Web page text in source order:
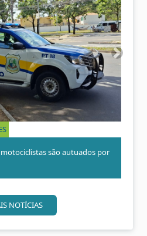
são autuados por
P
ó
o
NOTÍCIAS